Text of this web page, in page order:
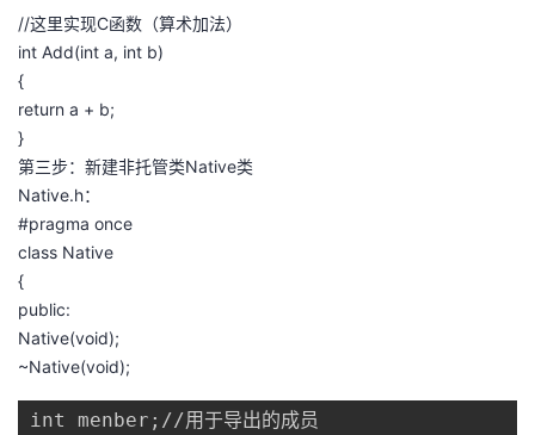
的
我
证
实
验
的
收
藏
技
持
的
建
议
//这里实现C函数（算术加法）
int Add(int a, int b)
{
return a + b;
}
第三步：新建非托管类Native类
Native.h：
#pragma once
class Native
{
public:
Native(void);
~Native(void);
int menber;//用于导出的成员